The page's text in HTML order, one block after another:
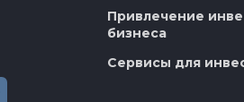
Привлечение
бизнеса
Сервисы для